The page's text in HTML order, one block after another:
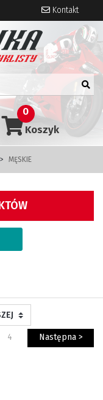
Kontakt
Koszyk
0
MĘSKIE
4 Następna >